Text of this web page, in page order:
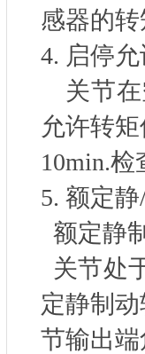
感器的
4. 启停
关节
允许转
10min.
5. 额定
额定静
关节处
定静制
节输出